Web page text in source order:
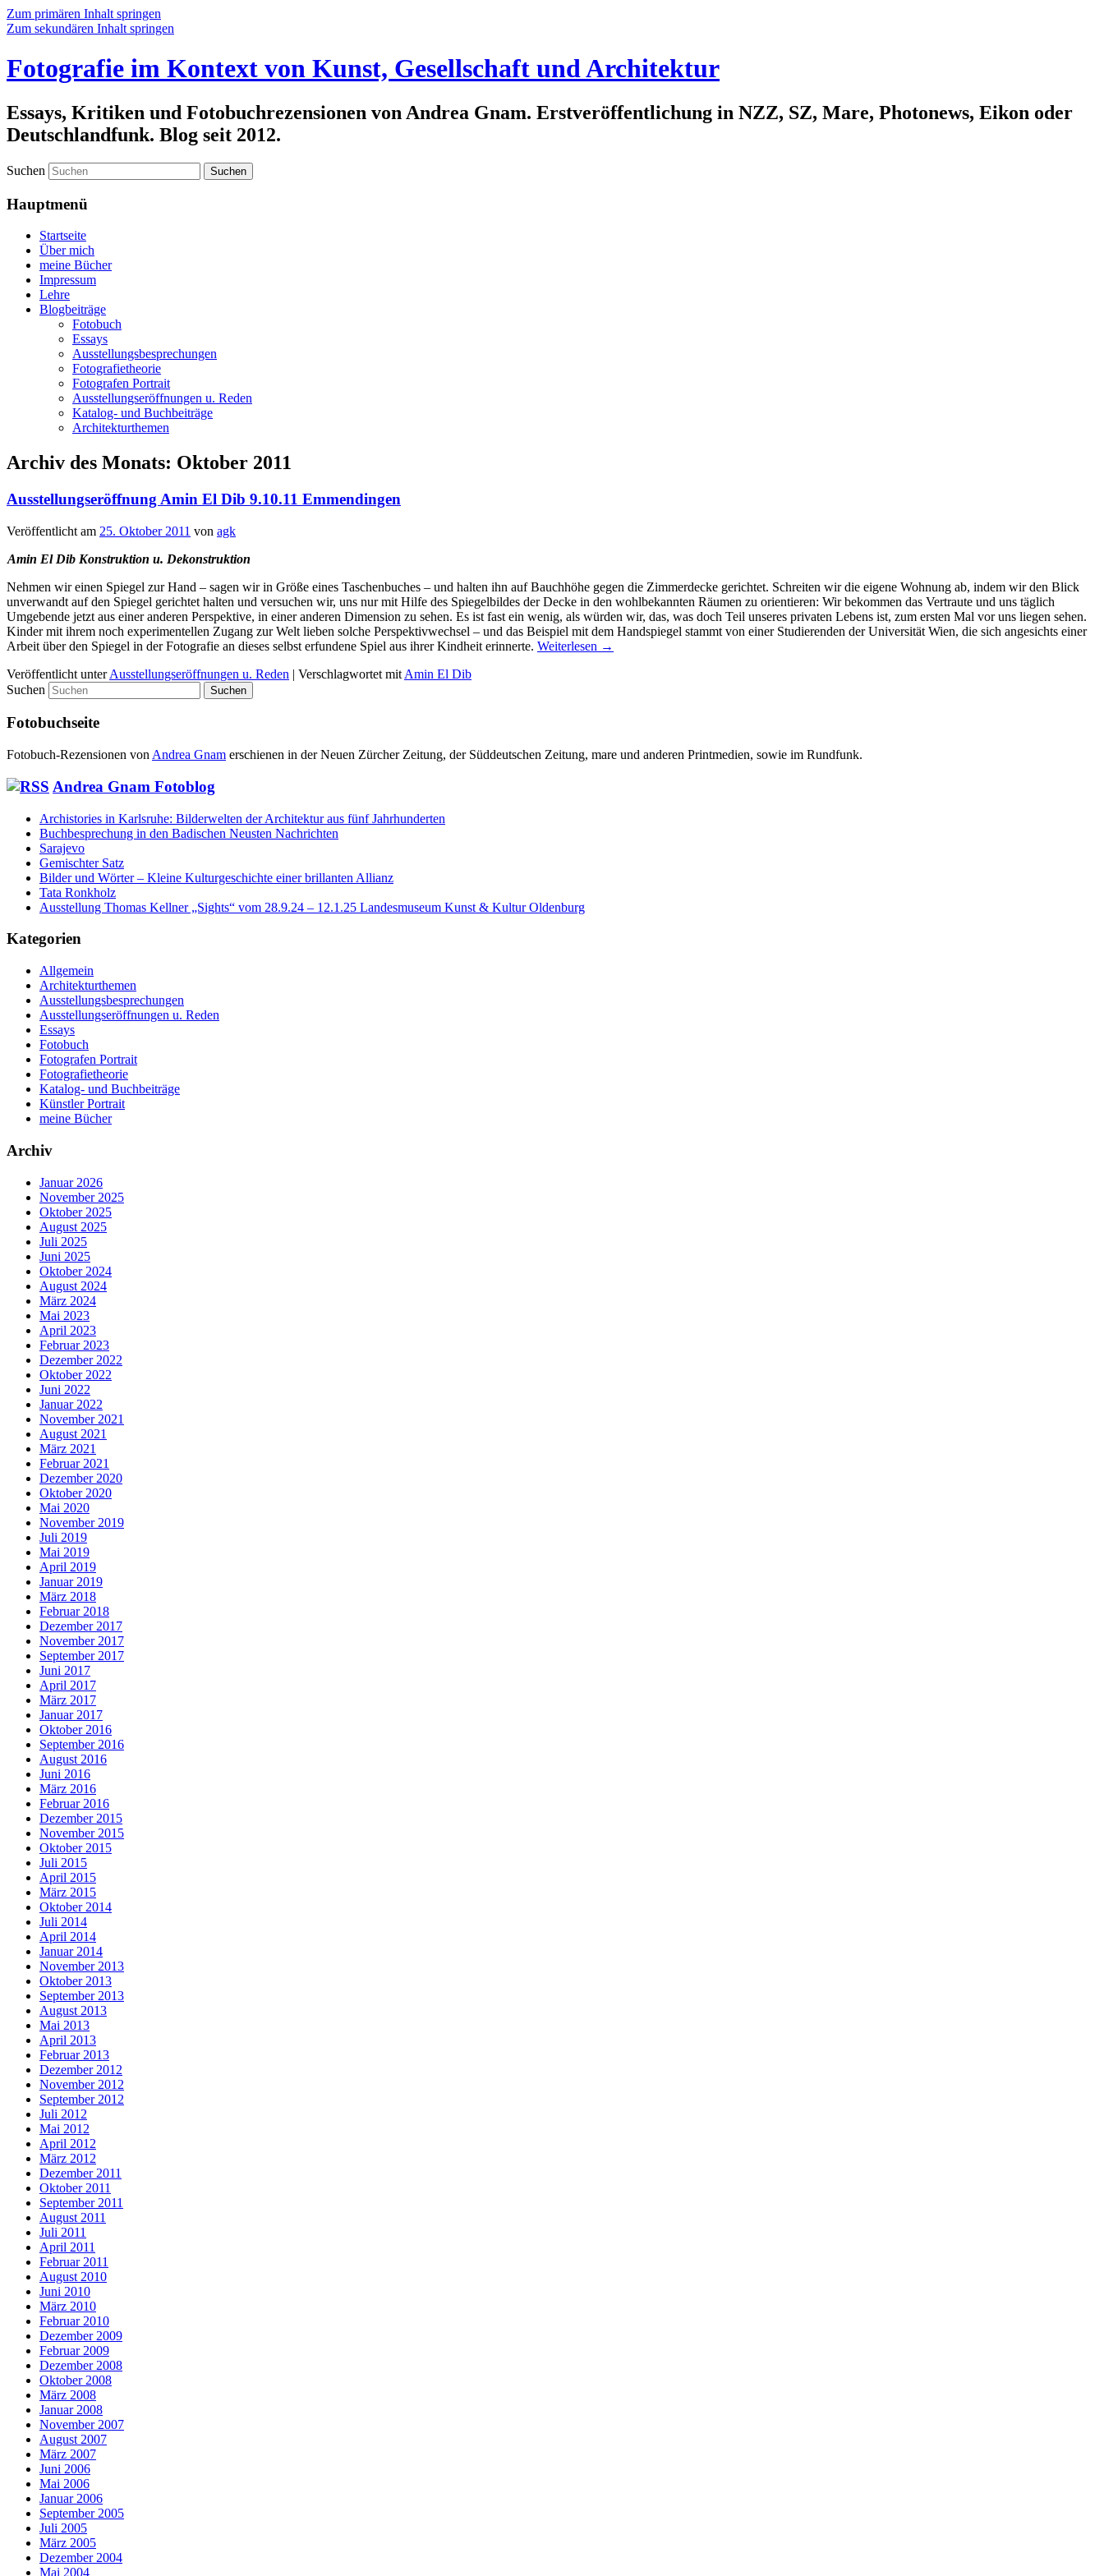
Zum primären Inhalt springen
Zum sekundären Inhalt springen
Fotografie im Kontext von Kunst, Gesellschaft und Architektur
Essays, Kritiken und Fotobuchrezensionen von Andrea Gnam. Erstveröffentlichung in NZZ, SZ, Mare, Photonews, Eikon oder
Deutschlandfunk. Blog seit 2012.
Suchen
Hauptmenü
Startseite
Über mich
meine Bücher
Impressum
Lehre
Blogbeiträge
Fotobuch
Essays
Ausstellungsbesprechungen
Fotografietheorie
Fotografen Portrait
Ausstellungseröffnungen u. Reden
Katalog- und Buchbeiträge
Architekturthemen
Archiv des Monats: Oktober 2011
Ausstellungseröffnung Amin El Dib 9.10.11 Emmendingen
Veröffentlicht am 25. Oktober 2011 von agk
Amin El Dib Konstruktion u. Dekonstruktion
Nehmen wir einen Spiegel zur Hand – sagen wir in Größe eines Taschenbuches – und halten ihn auf Bauchhöhe gegen die Zimmerdecke gerichtet. Schreiten wir die eigene Wohnung ab, indem wir den Blick
unverwandt auf den Spiegel gerichtet halten und versuchen wir, uns nur mit Hilfe des Spiegelbildes der Decke in den wohlbekannten Räumen zu orientieren: Wir bekommen das Vertraute und uns täglich
Umgebende jetzt aus einer anderen Perspektive, in einer anderen Dimension zu sehen. Es ist fast ein wenig, als würden wir, das, was doch Teil unseres privaten Lebens ist, zum ersten Mal vor uns liegen sehen.
Kinder mit ihrem noch experimentellen Zugang zur Welt lieben solche Perspektivwechsel – und das Beispiel mit dem Handspiegel stammt von einer Studierenden der Universität Wien, die sich angesichts einer
Arbeit über den Spiegel in der Fotografie an dieses selbst erfundene Spiel aus ihrer Kindheit erinnerte. Weiterlesen →
Veröffentlicht unter Ausstellungseröffnungen u. Reden | Verschlagwortet mit Amin El Dib
Suchen
Fotobuchseite
Fotobuch-Rezensionen von Andrea Gnam erschienen in der Neuen Zürcher Zeitung, der Süddeutschen Zeitung, mare und anderen Printmedien, sowie im Rundfunk.
Andrea Gnam Fotoblog
Archistories in Karlsruhe: Bilderwelten der Architektur aus fünf Jahrhunderten
Buchbesprechung in den Badischen Neusten Nachrichten
Sarajevo
Gemischter Satz
Bilder und Wörter – Kleine Kulturgeschichte einer brillanten Allianz
Tata Ronkholz
Ausstellung Thomas Kellner „Sights“ vom 28.9.24 – 12.1.25 Landesmuseum Kunst & Kultur Oldenburg
Kategorien
Allgemein
Architekturthemen
Ausstellungsbesprechungen
Ausstellungseröffnungen u. Reden
Essays
Fotobuch
Fotografen Portrait
Fotografietheorie
Katalog- und Buchbeiträge
Künstler Portrait
meine Bücher
Archiv
Januar 2026
November 2025
Oktober 2025
August 2025
Juli 2025
Juni 2025
Oktober 2024
August 2024
März 2024
Mai 2023
April 2023
Februar 2023
Dezember 2022
Oktober 2022
Juni 2022
Januar 2022
November 2021
August 2021
März 2021
Februar 2021
Dezember 2020
Oktober 2020
Mai 2020
November 2019
Juli 2019
Mai 2019
April 2019
Januar 2019
März 2018
Februar 2018
Dezember 2017
November 2017
September 2017
Juni 2017
April 2017
März 2017
Januar 2017
Oktober 2016
September 2016
August 2016
Juni 2016
März 2016
Februar 2016
Dezember 2015
November 2015
Oktober 2015
Juli 2015
April 2015
März 2015
Oktober 2014
Juli 2014
April 2014
Januar 2014
November 2013
Oktober 2013
September 2013
August 2013
Mai 2013
April 2013
Februar 2013
Dezember 2012
November 2012
September 2012
Juli 2012
Mai 2012
April 2012
März 2012
Dezember 2011
Oktober 2011
September 2011
August 2011
Juli 2011
April 2011
Februar 2011
August 2010
Juni 2010
März 2010
Februar 2010
Dezember 2009
Februar 2009
Dezember 2008
Oktober 2008
März 2008
Januar 2008
November 2007
August 2007
März 2007
Juni 2006
Mai 2006
Januar 2006
September 2005
Juli 2005
März 2005
Dezember 2004
Mai 2004